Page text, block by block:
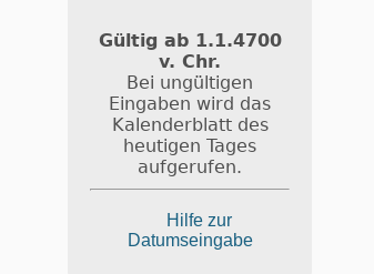
Gültig ab 1.1.4700
v. Chr.
Bei ungültigen
Eingaben wird das
Kalenderblatt des
heutigen Tages
aufgerufen.
Hilfe zur
Datumseingabe